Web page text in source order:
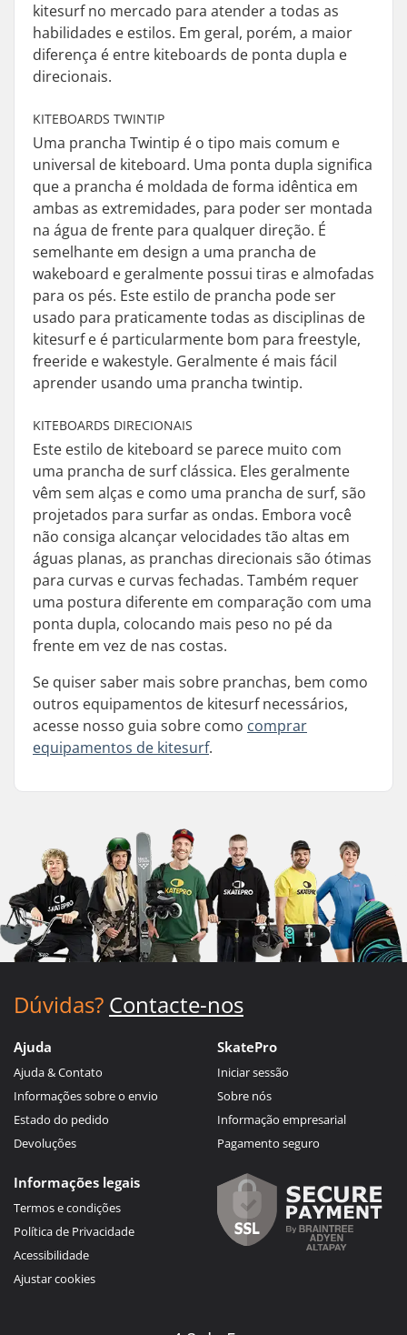
kitesurf no mercado para atender a todas as
habilidades e estilos. Em geral, porém, a maior
diferença é entre kiteboards de ponta dupla e
direcionais.
KITEBOARDS TWINTIP
Uma prancha Twintip é o tipo mais comum e
universal de kiteboard. Uma ponta dupla significa
que a prancha é moldada de forma idêntica em
ambas as extremidades, para poder ser montada
na água de frente para qualquer direção. É
semelhante em design a uma prancha de
wakeboard e geralmente possui tiras e almofadas
para os pés. Este estilo de prancha pode ser
usado para praticamente todas as disciplinas de
kitesurf e é particularmente bom para freestyle,
freeride e wakestyle. Geralmente é mais fácil
aprender usando uma prancha twintip.
KITEBOARDS DIRECIONAIS
Este estilo de kiteboard se parece muito com
uma prancha de surf clássica. Eles geralmente
vêm sem alças e como uma prancha de surf, são
projetados para surfar as ondas. Embora você
não consiga alcançar velocidades tão altas em
águas planas, as pranchas direcionais são ótimas
para curvas e curvas fechadas. Também requer
uma postura diferente em comparação com uma
ponta dupla, colocando mais peso no pé da
frente em vez de nas costas.
Se quiser saber mais sobre pranchas, bem como
outros equipamentos de kitesurf necessários,
acesse nosso guia sobre como comprar
equipamentos de kitesurf.
Dúvidas? Contacte-nos
Ajuda
Ajuda & Contato
Informações sobre o envio
Estado do pedido
Devoluções
SkatePro
Iniciar sessão
Sobre nós
Informação empresarial
Pagamento seguro
Informações legais
Termos e condições
Política de Privacidade
Acessibilidade
Ajustar cookies